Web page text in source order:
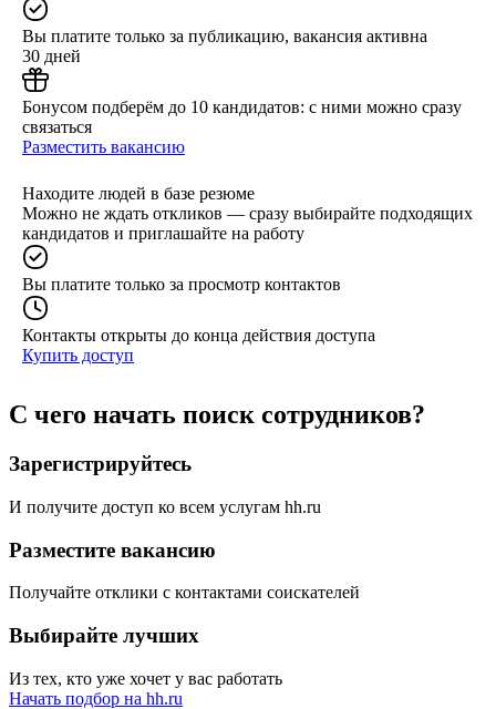
Вы платите только за публикацию, вакансия активна
30 дней
Бонусом подберём до 10 кандидатов: с ними можно сразу
связаться
Разместить вакансию
Находите людей в базе резюме
Можно не ждать откликов — сразу выбирайте подходящих
кандидатов и приглашайте на работу
Вы платите только за просмотр контактов
Контакты открыты до конца действия доступа
Купить доступ
С чего начать поиск сотрудников?
Зарегистрируйтесь
И получите доступ ко всем услугам hh.ru
Разместите вакансию
Получайте отклики с контактами соискателей
Выбирайте лучших
Из тех, кто уже хочет у вас работать
Начать подбор на hh.ru